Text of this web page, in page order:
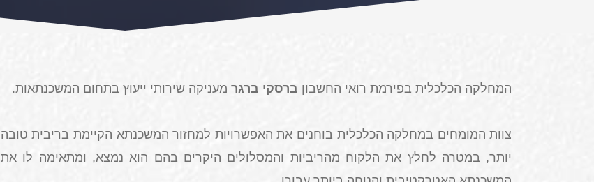
המחלקה הכלכלית בפירמת רואי החשבון ברסקי ברגרמעניקה שירותי ייעוץ בתחום המשכנתאות.
צוות המומחים במחלקה הכלכלית בוחנים את האפשרויות למחזור המשכנתא הקיימת בריבית טובה
יותר, במטרה לחלץ את הלקוח מהריביות והמסלולים היקרים בהם הוא נמצא, ומתאימה לו את